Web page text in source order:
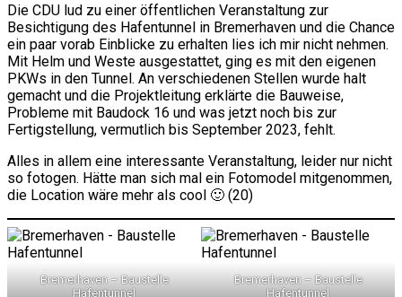
Die CDU lud zu einer öffentlichen Veranstaltung zur
Besichtigung des Hafentunnel in Bremerhaven und die Chance
ein paar vorab Einblicke zu erhalten lies ich mir nicht nehmen.
Mit Helm und Weste ausgestattet, ging es mit den eigenen
PKWs in den Tunnel. An verschiedenen Stellen wurde halt
gemacht und die Projektleitung erklärte die Bauweise,
Probleme mit Baudock 16 und was jetzt noch bis zur
Fertigstellung, vermutlich bis September 2023, fehlt.
Alles in allem eine interessante Veranstaltung, leider nur nicht
so fotogen. Hätte man sich mal ein Fotomodel mitgenommen,
die Location wäre mehr als cool 🙂 (20)
Bremerhaven – Baustelle
Hafentunnel
Bremerhaven – Baustelle
Hafentunnel